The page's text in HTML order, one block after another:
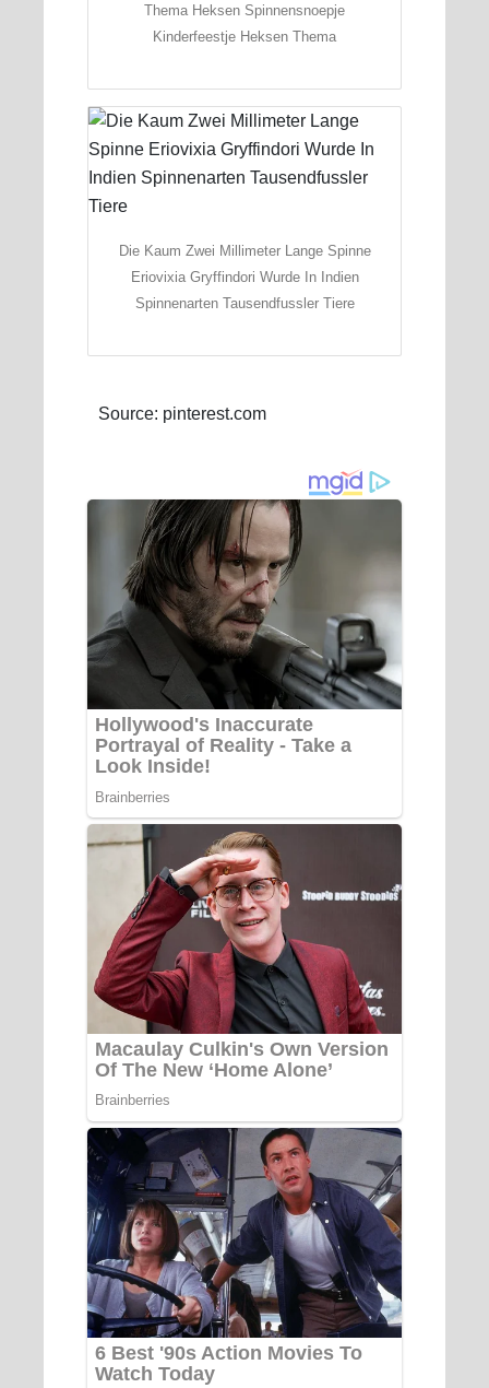
Thema Heksen Spinnensnoepje
Kinderfeestje Heksen Thema
Die Kaum Zwei Millimeter Lange Spinne
Eriovixia Gryffindori Wurde In Indien
Spinnenarten Tausendfussler Tiere
Source: pinterest.com